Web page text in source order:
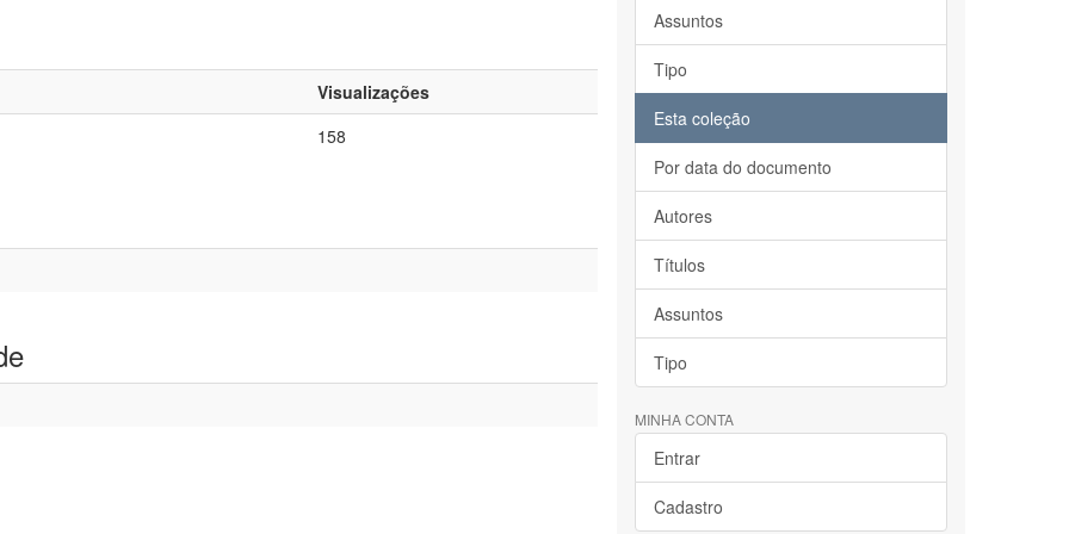
Visualizações
158
Assuntos
Tipo
Esta coleção
Por data do documento
Autores
Títulos
Assuntos
Tipo
MINHA CONTA
Entrar
Cadastro